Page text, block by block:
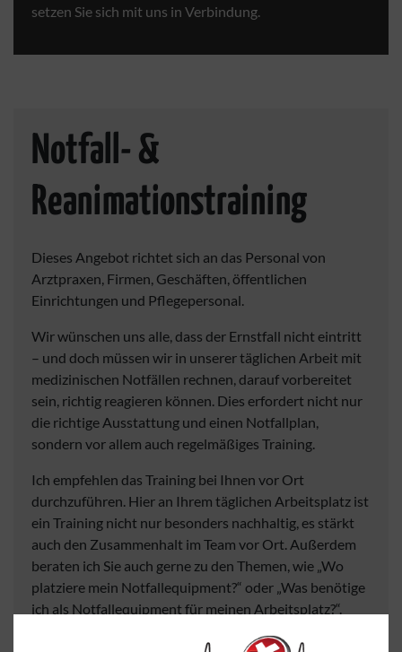
setzen Sie sich mit uns in Verbindung.
Notfall- &
Reanimationstraining
Dieses Angebot richtet sich an das Personal von
Arztpraxen, Firmen, Geschäften, öffentlichen
Einrichtungen und Pflegepersonal.
Wir wünschen uns alle, dass der Ernstfall nicht eintritt
– und doch müssen wir in unserer täglichen Arbeit mit
medizinischen Notfällen rechnen, darauf vorbereitet
sein, richtig reagieren können. Dies erfordert nicht nur
die richtige Ausstattung und einen Notfallplan,
sondern vor allem auch regelmäßiges Training.
Ich empfehlen das Training bei Ihnen vor Ort
durchzuführen. Hier an Ihrem täglichen Arbeitsplatz ist
ein Training nicht nur besonders nachhaltig, es stärkt
auch den Zusammenhalt im Team vor Ort. Außerdem
beraten ich Sie auch gerne zu den Themen, wie „Wo
platziere mein Notfallequipment?“ oder „Was benötige
ich als Notfallequipment für meinen Arbeitsplatz?“.